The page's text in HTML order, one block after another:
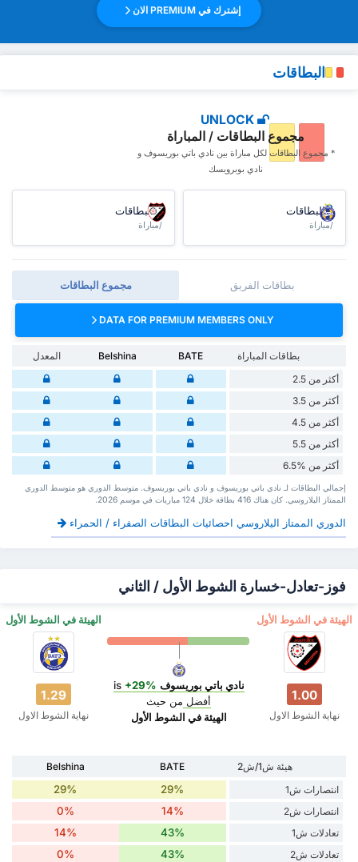
إشترك في PREMIUM الان
البطاقات
UNLOCK
مجموع البطاقات / المباراة
* مجموع البطاقات ‏لكل مباراة بين نادي باتي بوريسوف و
نادي بوبرويسك
البطاقات
/مباراة
البطاقات
/مباراة
مجموع البطاقات بطاقات الفريق
DATA FOR PREMIUM MEMBERS ONLY
بطاقات المباراة BATE
Belshina
المعدل
أكثر من 2.5
أكثر من 3.5
أكثر من 4.5
أكثر من 5.5
أكثر من %6.5
إجمالي البطاقات لـ نادي باتي بوريسوف و نادي باتي بوريسوف. متوسط الدوري هو متوسط الدوري
الممتاز اليلاروسي. كان هناك 416 بطاقة ‏خلال 124 مباريات في موسم 2026.
الدوري الممتاز اليلاروسي احصائيات البطاقات الصفراء / الحمراء
فوز-تعادل-خسارة الشوط الأول / الثاني
‏الهيئة في الشوط الأول ‏الهيئة في الشوط الأول
1.29
نهاية الشوط الاول
نادي باتي بوريسوف +29%
أفضل من حيث
‏الهيئة في الشوط الأول
1.00
نهاية الشوط الاول
هيئة ش1/ش2 BATE
Belshina
انتصارات ش1
29%
29%
انتصارات ش2 14%
0%
تعادلات ش1 43%
14%
تعادلات ش2 43%
0%